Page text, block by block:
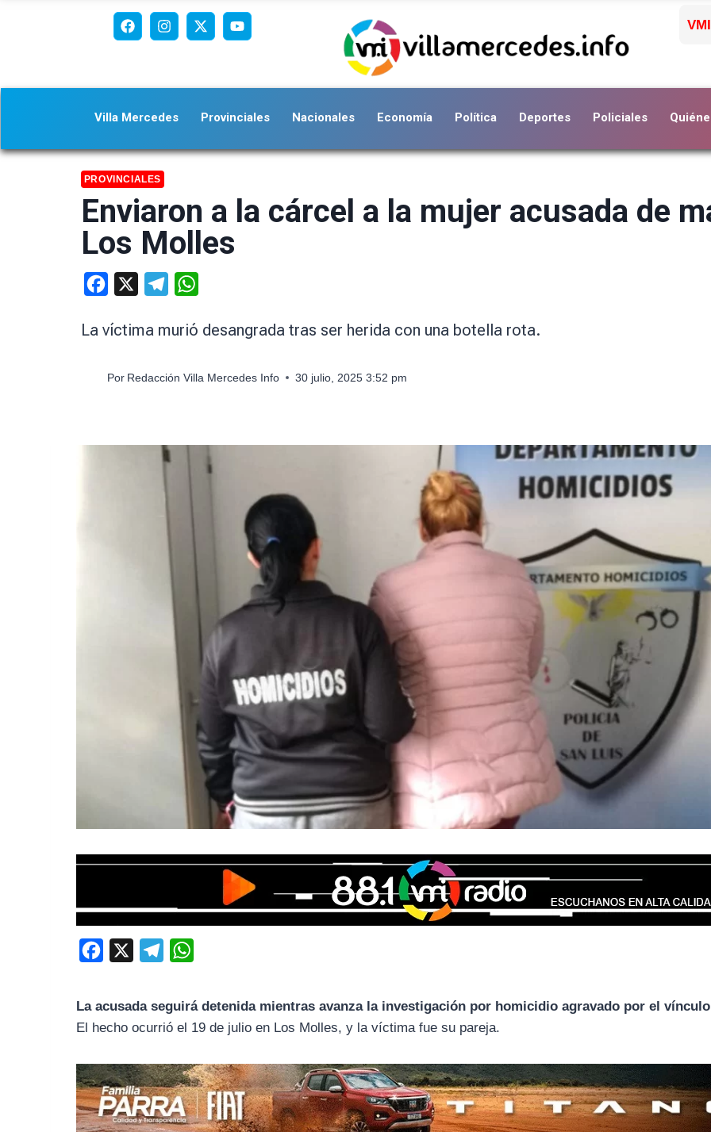
Villa Mercedes Provinciales Nacionales Economía Política Deportes Policiales
PROVINCIALES
Enviaron a la cárcel a la mujer acusada de
Los Molles
Facebook Telegram
La víctima murió desangrada tras ser herida con una botella rota.
Por Redacción Villa Mercedes Info 30 julio, 2025 3:52 pm
o
o
k
e
r
a
m
a
t
A
p
p
La acusada seguirá detenida mientras avanza la investigación por homicidio agravado por el
El hecho ocurrió el 19 de julio en Los Molles, y la víctima fue su pareja.